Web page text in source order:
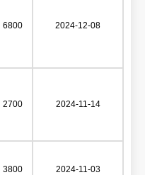
6800 2024-12-08
2700 2024-11-14
3800 2024-11-03